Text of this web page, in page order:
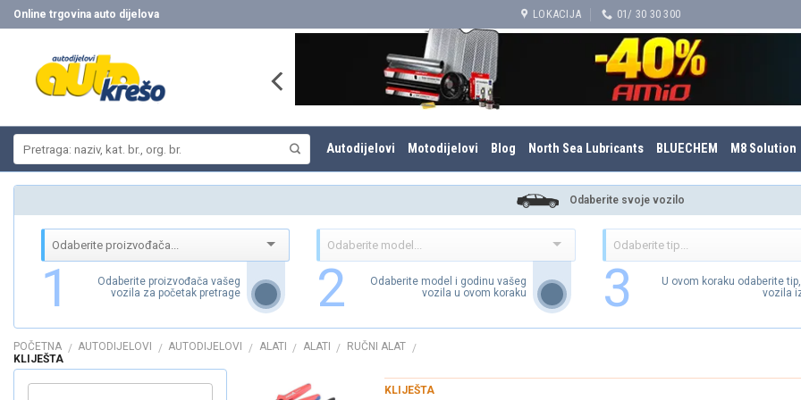
Skip
to
Online trgovina auto dijelova LOKACIJA 01/ 30 30 300
Autodijelovi Motodijelovi Blog North Sea Lubricants BLUECHEM M8 Solution
Odaberite svoje vozilo
1
Odaberite proizvođača vašeg
vozila za početak pretrage
2
Odaberite model i godinu vašeg
vozila u ovom koraku
3
U ovom koraku odaberite
vozila
POČETNA / AUTODIJELOVI / AUTODIJELOVI / ALATI / ALATI / RUČNI ALAT /
KLIJEŠTA
KLIJEŠTA